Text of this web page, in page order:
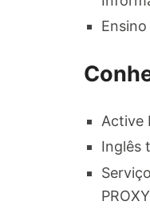
Active
Inglês